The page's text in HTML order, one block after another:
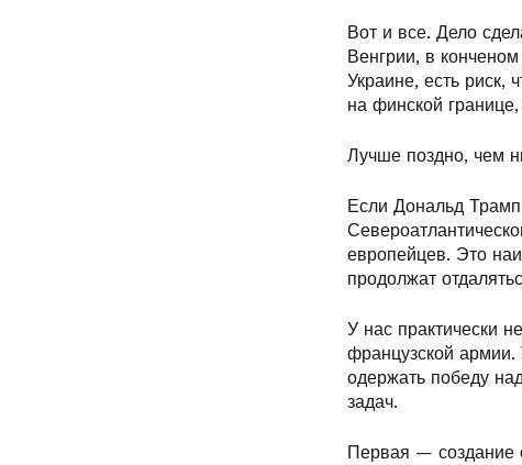
Вот и все. Дело
Венгрии, в
Украине, есть риск,
на финской
Лучше поздно, чем
Если Дональд Трамп
европейцев. Это
продолжат
У нас практически
французской армии.
одержать победу
задач.
Первая — создание